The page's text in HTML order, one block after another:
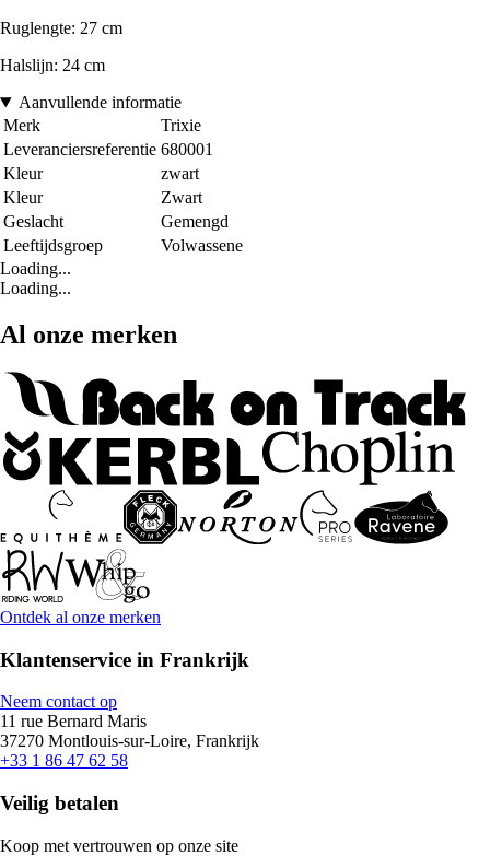
Ruglengte: 27 cm
Halslijn: 24 cm
Aanvullende informatie
Merk
Trixie
Leveranciersreferentie 680001
Kleur
zwart
Kleur
Zwart
Geslacht
Gemengd
Leeftijdsgroep
Volwassene
Loading...
Loading...
Al onze merken
Ontdek al onze merken
Klantenservice in Frankrijk
Neem contact op
11 rue Bernard Maris
37270 Montlouis-sur-Loire, Frankrijk
+33 1 86 47 62 58
Veilig betalen
Koop met vertrouwen op onze site